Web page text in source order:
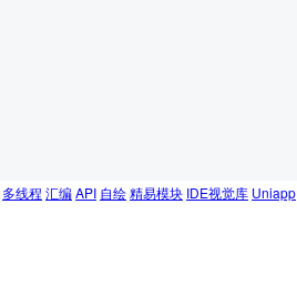
多线程 汇编API 自绘精易模块 IDE视觉库 Uniapp